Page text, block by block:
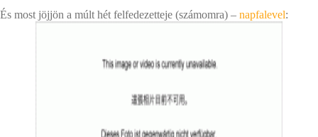
És most jöjjön a múlt hét felfedezetteje (számomra) – napfalevel: